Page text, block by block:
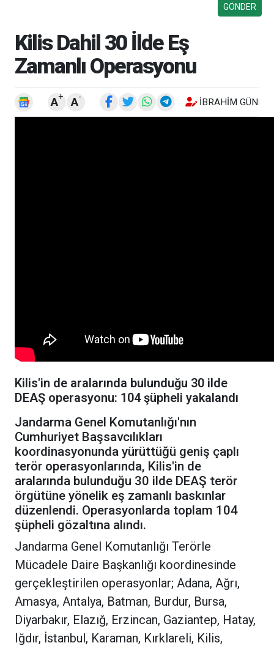
Kilis Dahil 30 İlde Eş
Zamanlı Operasyonu
A+ A- İBRAHIM GÜNEŞ
Kilis'in de aralarında bulunduğu 30 ilde
DEAŞ operasyonu: 104 şüpheli yakalandı
Jandarma Genel Komutanlığı'nın
Cumhuriyet Başsavcılıkları
koordinasyonunda yürüttüğü geniş çaplı
terör operasyonlarında, Kilis'in de
aralarında bulunduğu 30 ilde DEAŞ terör
örgütüne yönelik eş zamanlı baskınlar
düzenlendi. Operasyonlarda toplam 104
şüpheli gözaltına alındı.
Jandarma Genel Komutanlığı Terörle
Mücadele Daire Başkanlığı koordinesinde
gerçekleştirilen operasyonlar; Adana, Ağrı,
Amasya, Antalya, Batman, Burdur, Bursa,
Diyarbakır, Elazığ, Erzincan, Gaziantep, Hatay,
Iğdır, İstanbul, Karaman, Kırklareli, Kilis,